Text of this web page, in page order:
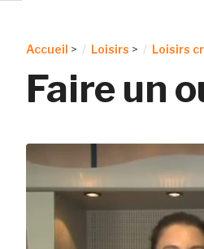
Accueil > Loisirs > Loisirs
Faire un